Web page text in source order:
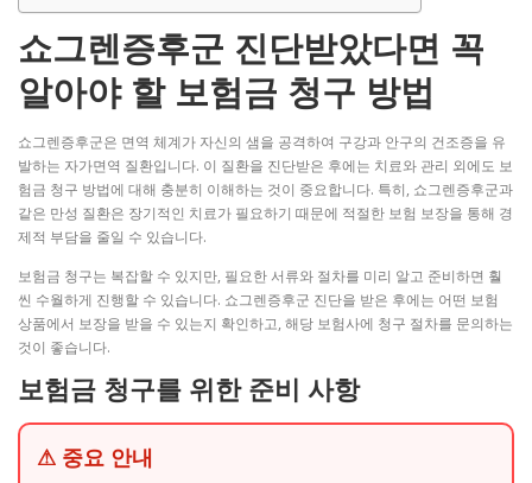
쇼그렌증후군 진단받았다면 꼭
알아야 할 보험금 청구 방법
쇼그렌증후군은 면역 체계가 자신의 샘을 공격하여 구강과 안구의 건조증을 유
발하는 자가면역 질환입니다. 이 질환을 진단받은 후에는 치료와 관리 외에도 보
험금 청구 방법에 대해 충분히 이해하는 것이 중요합니다. 특히, 쇼그렌증후군과
같은 만성 질환은 장기적인 치료가 필요하기 때문에 적절한 보험 보장을 통해 경
제적 부담을 줄일 수 있습니다.
보험금 청구는 복잡할 수 있지만, 필요한 서류와 절차를 미리 알고 준비하면 훨
씬 수월하게 진행할 수 있습니다. 쇼그렌증후군 진단을 받은 후에는 어떤 보험
상품에서 보장을 받을 수 있는지 확인하고, 해당 보험사에 청구 절차를 문의하는
것이 좋습니다.
보험금 청구를 위한 준비 사항
⚠ 중요 안내